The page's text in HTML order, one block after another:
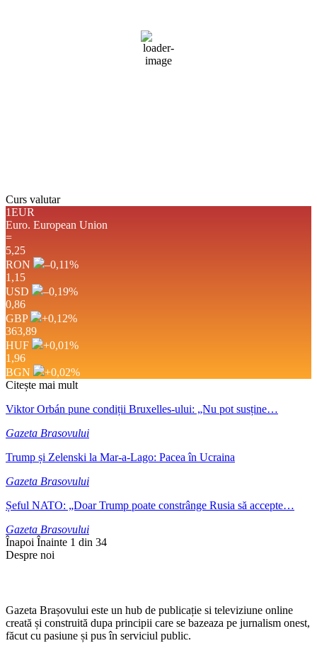
Curs valutar
1EUR
Euro. European Union
=
5,25
RON
–0,11%
1,15
USD
–0,19%
0,86
GBP
+0,12%
363,89
HUF
+0,01%
1,96
BGN
+0,02%
Citește mai mult
Viktor Orbán pune condiții Bruxelles-ului: „Nu pot susține…
Gazeta Brasovului
Trump și Zelenski la Mar-a-Lago: Pacea în Ucraina
Gazeta Brasovului
Șeful NATO: „Doar Trump poate constrânge Rusia să accepte…
Gazeta Brasovului
Înapoi Înainte 1 din 34
Despre noi
Gazeta Brașovului este un hub de publicație si televiziune online
creată și construită dupa principii care se bazeaza pe jurnalism onest,
făcut cu pasiune și pus în serviciul public.